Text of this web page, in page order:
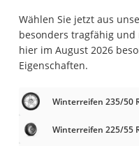
Wählen Sie jetzt aus
besonders tragfähig und
hier im August 2026
Eigenschaften.
Winterreifen 235/50
Winterreifen 225/55